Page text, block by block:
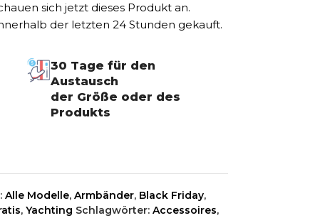
sich jetzt dieses Produkt an.
der letzten 24 Stunden gekauft.
30 Tage für den
Austausch
der Größe oder des
Produkts
Alle Modelle, Armbänder, Black Friday,
, Yachting Schlagwörter: Accessoires,